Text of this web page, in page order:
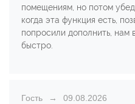
помещениям, но потом
когда эта функция есть,
попросили дополнить, нам
быстро.
Гость
09.08.2026